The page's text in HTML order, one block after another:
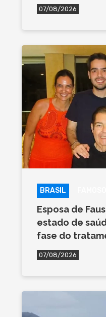
07/08/2026
BRASIL
Esposa de
estado de
fase do
07/08/2026